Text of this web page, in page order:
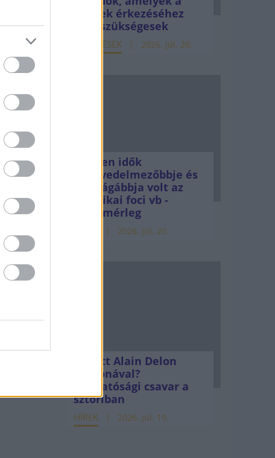
pénzek érkezéséhez
még szükségesek
ELEMZÉSEK 2026. júl. 20.
Minden idők
legjövedelmezőbbje és
legdrágábbja volt az
amerikai foci vb -
gyorsmérleg
2026. júl. 20.
Mi lett Alain Delon
vagyonával?
Adóhatósági csavar a
sztoriban
HÍREK 2026. júl. 19.